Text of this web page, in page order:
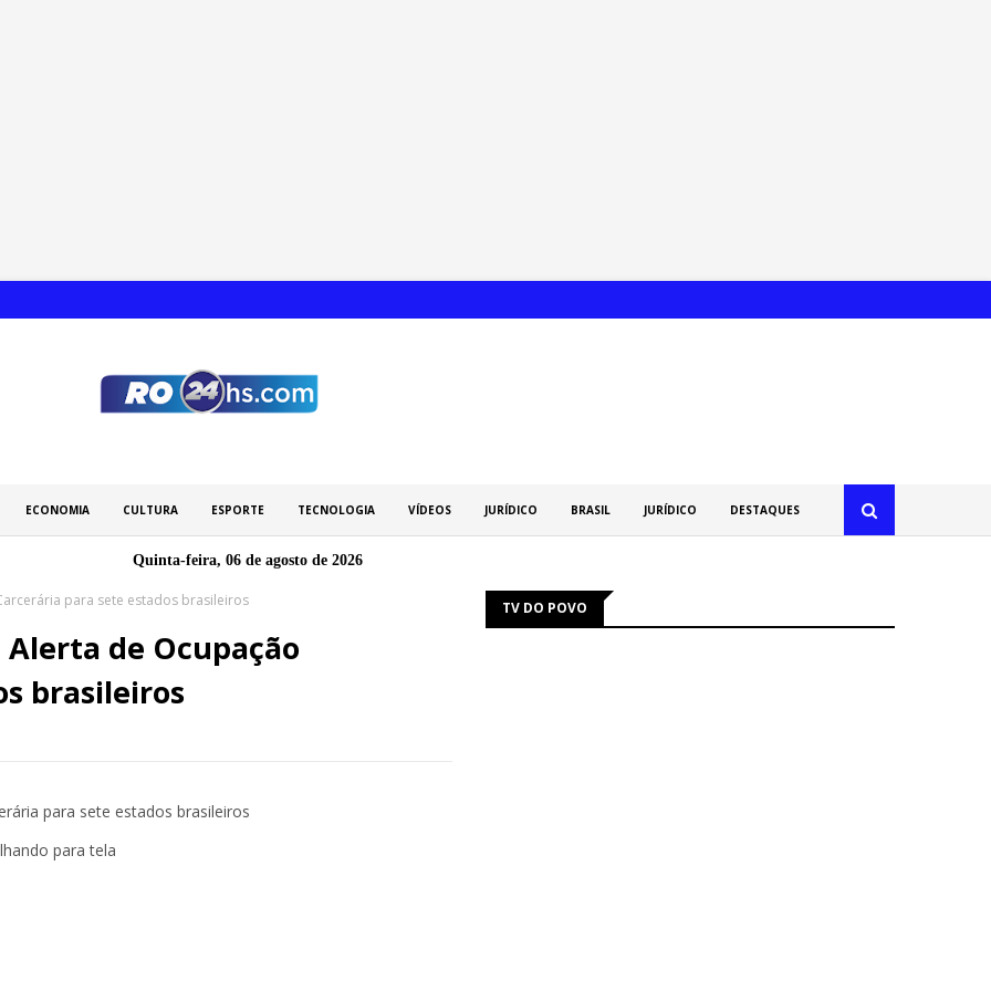
ECONOMIA CULTURA ESPORTE TECNOLOGIA VÍDEOS JURÍDICO BRASIL JURÍDICO DESTAQUES
Quinta-feira, 06 de agosto de 2026
para sete estados brasileiros
Alerta de Ocupação
brasileiros
TV DO POVO